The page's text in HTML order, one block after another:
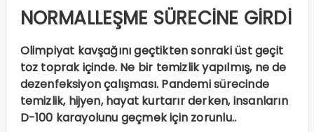
NORMALLEŞME SÜRECİNE GİRDİ
Olimpiyat kavşağını geçtikten sonraki üst geçit
toz toprak içinde. Ne bir temizlik yapılmış, ne de
dezenfeksiyon çalışması. Pandemi sürecinde
temizlik, hijyen, hayat kurtarır derken, insanların
D-100 karayolunu geçmek için zorunlu..